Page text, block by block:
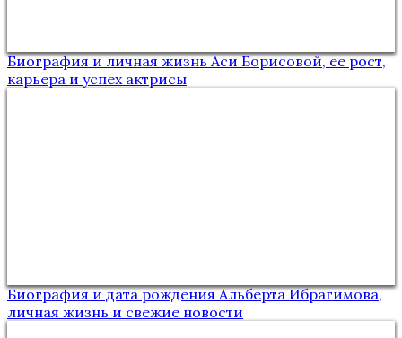
Биография и личная жизнь Аси Борисовой, ее рост,
карьера и успех актрисы
Биография и дата рождения Альберта Ибрагимова,
личная жизнь и свежие новости